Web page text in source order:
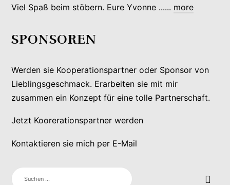
Viel Spaß beim stöbern. Eure Yvonne ...... more
SPONSOREN
Werden sie Kooperationspartner oder Sponsor von
Lieblingsgeschmack. Erarbeiten sie mit mir
zusammen ein Konzept für eine tolle Partnerschaft.
Jetzt Koorerationspartner werden
Kontaktieren sie mich per E-Mail
SUCHEN
NACH: